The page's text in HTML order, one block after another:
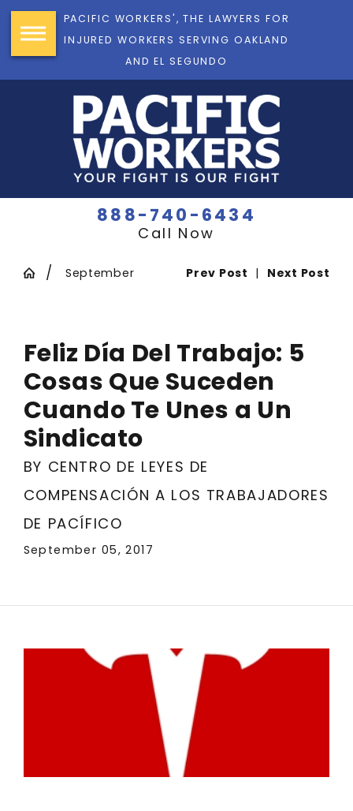
PACIFIC WORKERS', THE LAWYERS FOR
INJURED WORKERS SERVING OAKLAND
AND EL SEGUNDO
888-740-6434
Call Now
September Prev Post | Next Post
Feliz Día Del Trabajo: 5
Cosas Que Suceden
Cuando Te Unes a Un
Sindicato
BY CENTRO DE LEYES DE
COMPENSACIÓN A LOS TRABAJADORES
DE PACÍFICO
September 05, 2017